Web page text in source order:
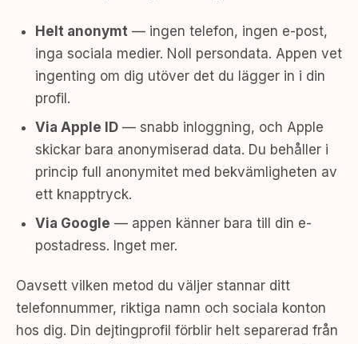
Helt anonymt — ingen telefon, ingen e-post,
inga sociala medier. Noll persondata. Appen vet
ingenting om dig utöver det du lägger in i din
profil.
Via Apple ID — snabb inloggning, och Apple
skickar bara anonymiserad data. Du behåller i
princip full anonymitet med bekvämligheten av
ett knapptryck.
Via Google — appen känner bara till din e-
postadress. Inget mer.
Oavsett vilken metod du väljer stannar ditt
telefonnummer, riktiga namn och sociala konton
hos dig. Din dejtingprofil förblir helt separerad från